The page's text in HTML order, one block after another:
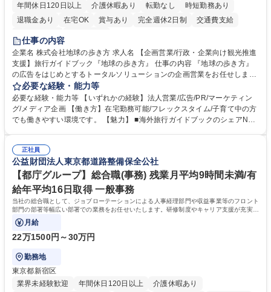
年間休日120日以上
介護休暇あり 転勤なし
時短勤務あり
退職金あり
在宅OK 賞与あり 完全週休2日制
交通費支給
駅近5分以内
仕事の内容
企業名 株式会社地球の歩き方 求人名 【企画営業/行政・企業向け観光推進
支援】旅行ガイドブック『地球の歩き方』 仕事の内容 『地球の歩き方』
の広告をはじめとするトータルソリューションの企画営業をお任せしま
す。クライアントは、観光（海外旅行、国内旅行、インバウンド）で地域
や事業を推進したい国内外の行政や企業です。 【業務詳細】■『地球の歩
き方』は海外旅行ガイドブックのNo.1ブランドであり、国内旅行において
も牽引しております。観光推進支援においても、業界を牽引する意欲的な
に、インバウンドのトップブランドに成長しております■旅が業務であ
り、日常です。旅好きにはこれ以上ない環境です 募集職種 【企画営業/行
政・企業向け観光推進支援】旅行ガイドブック『地球の歩き方』
必要な経験・能力等
必要な経験・能力等 【いずれかの経験】法人営業/広告/PR/マーケティン
グ/メディア企画 【働き方】在宅勤務可能/フレックスタイム/子育て中の方
でも働きやすい環境です。 【魅力】 ■海外旅行ガイドブックのシェアNo.1
であり、「地球の歩き方」としてどう取り組むか、共に形を作るコアメン
バーとして活躍いただきます。 学歴・資格 学歴：大学院 大学 語学力： 資
格：
正社員
公益財団法人東京都道路整備保全公社
【都庁グループ】総合職(事務) 残業月平均9時間未満/有
給年平均16日取得 一般事務
当社の総合職として、ジョブローテーションによる人事経理部門や収益事業等のフロント
部門の部署等幅広い部署での業務をお任せいたします。研修制度やキャリア支援が充実し
ております！ ※下記業務詳細
月給
22万1500円～30万円
勤務地
東京都新宿区
業界未経験歓迎
年間休日120日以上
介護休暇あり